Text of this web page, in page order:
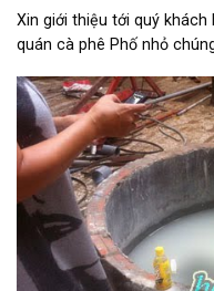
Xin giới thiệu tới quý
quán cà phê Phố nhỏ